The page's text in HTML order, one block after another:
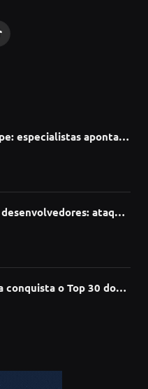
especialistas apontam
ataque
conquista o Top 30 do